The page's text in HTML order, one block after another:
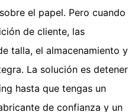
el papel. Pero cuando
de cliente, las
talla, el almacenamiento y
La solución es detener
hasta que tengas un
de confianza y un